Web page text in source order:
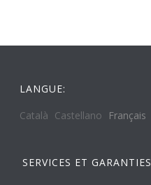
LANGUE:
Català Castellano Français
SERVICES ET GARANTIES